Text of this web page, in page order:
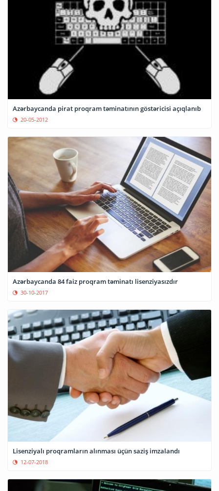
Azərbaycanda pirat proqram təminatının göstəricisi açıqlanıb
20-05-2012
Azərbaycanda 84 faiz proqram təminatı lisenziyasızdır
30-10-2017
Lisenziyalı proqramların alınması üçün saziş imzalandı
12-07-2018